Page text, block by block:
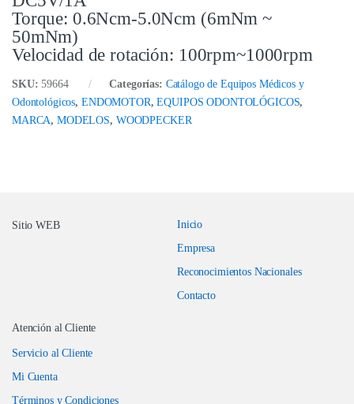
Torque: 0.6Ncm-5.0Ncm (6mNm ~
50mNm)
Velocidad de rotación: 100rpm~1000rpm
SKU:59664 Categorías: Catálogo de Equipos Médicos y
Odontológicos, ENDOMOTOR,EQUIPOS ODONTOLÓGICOS,
MARCA,MODELOS, WOODPECKER
Sitio WEB
Inicio
Empresa
Reconocimientos Nacionales
Contacto
Atención al Cliente
Servicio al Cliente
Mi Cuenta
Términos y Condiciones